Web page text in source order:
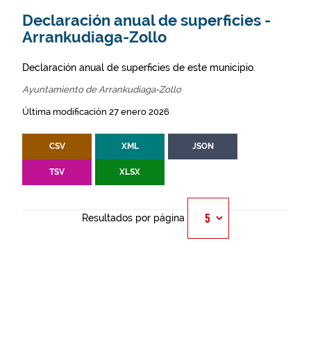
Declaración anual de superficies -
Arrankudiaga-Zollo
Declaración anual de superficies de este municipio.
Ayuntamiento de Arrankudiaga-Zollo
Última modificación 27 enero 2026
CSV XML JSON
TSV XLSX
Resultados por página